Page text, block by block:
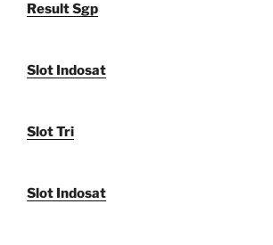
Result Sgp
Slot Indosat
Slot Tri
Slot Indosat